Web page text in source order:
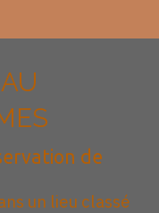
de
un lieu classé